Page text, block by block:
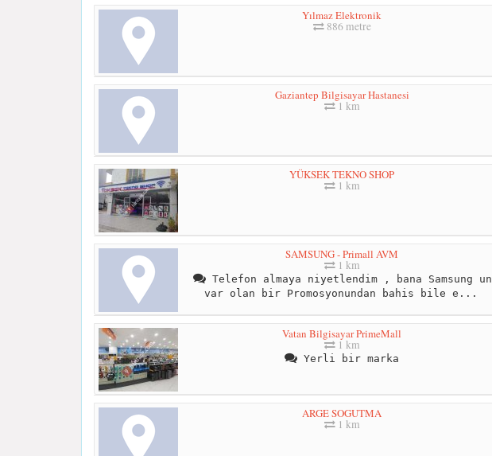
Yılmaz Elektronik
886 metre
Gaziantep Bilgisayar Hastanesi
1 km
YÜKSEK TEKNO SHOP
1 km
SAMSUNG - Primall AVM
1 km
Telefon almaya niyetlendim , bana Samsung un
var olan bir Promosyonundan bahis bile e...
Vatan Bilgisayar PrimeMall
1 km
Yerli bir marka
ARGE SOGUTMA
1 km